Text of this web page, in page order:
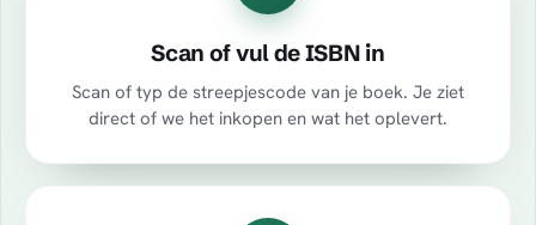
Scan of vul de ISBN in
Scan of typ de streepjescode van je boek. Je ziet
direct of we het inkopen en wat het oplevert.